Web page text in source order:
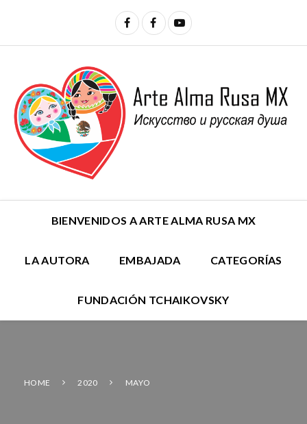
BIENVENIDOS A ARTE ALMA RUSA MX
LA AUTORA EMBAJADA CATEGORÍAS
FUNDACIÓN TCHAIKOVSKY
HOME 2020 MAYO